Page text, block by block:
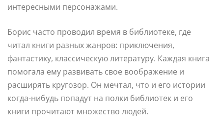
интересными персонажами.
Борис часто проводил время в библиотеке, где
читал книги разных жанров: приключения,
фантастику, классическую литературу. Каждая книга
помогала ему развивать свое воображение и
расширять кругозор. Он мечтал, что и его истории
когда-нибудь попадут на полки библиотек и его
книги прочитают множество людей.